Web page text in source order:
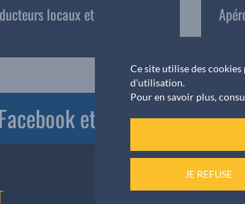
locaux et
et PanneauPocket
Ce site utilise des
d'utilisation.
Pour en savoir plus,
JE REFUSE